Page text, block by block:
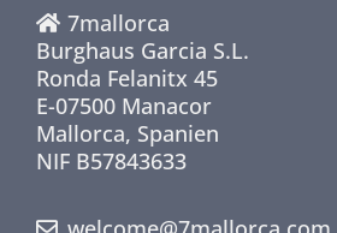
7mallorca
Burghaus Garcia S.L.
Ronda Felanitx 45
E-07500 Manacor
Mallorca, Spanien
NIF B57843633